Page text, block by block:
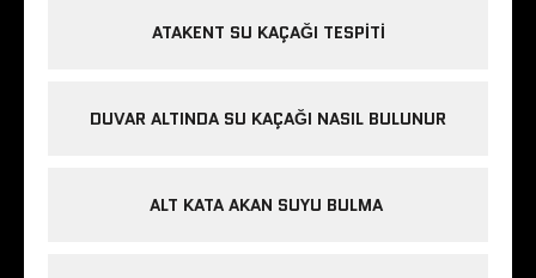
ATAKENT SU KAÇAĞI TESPITI
DUVAR ALTINDA SU KAÇAĞI NASIL BULUNUR
ALT KATA AKAN SUYU BULMA